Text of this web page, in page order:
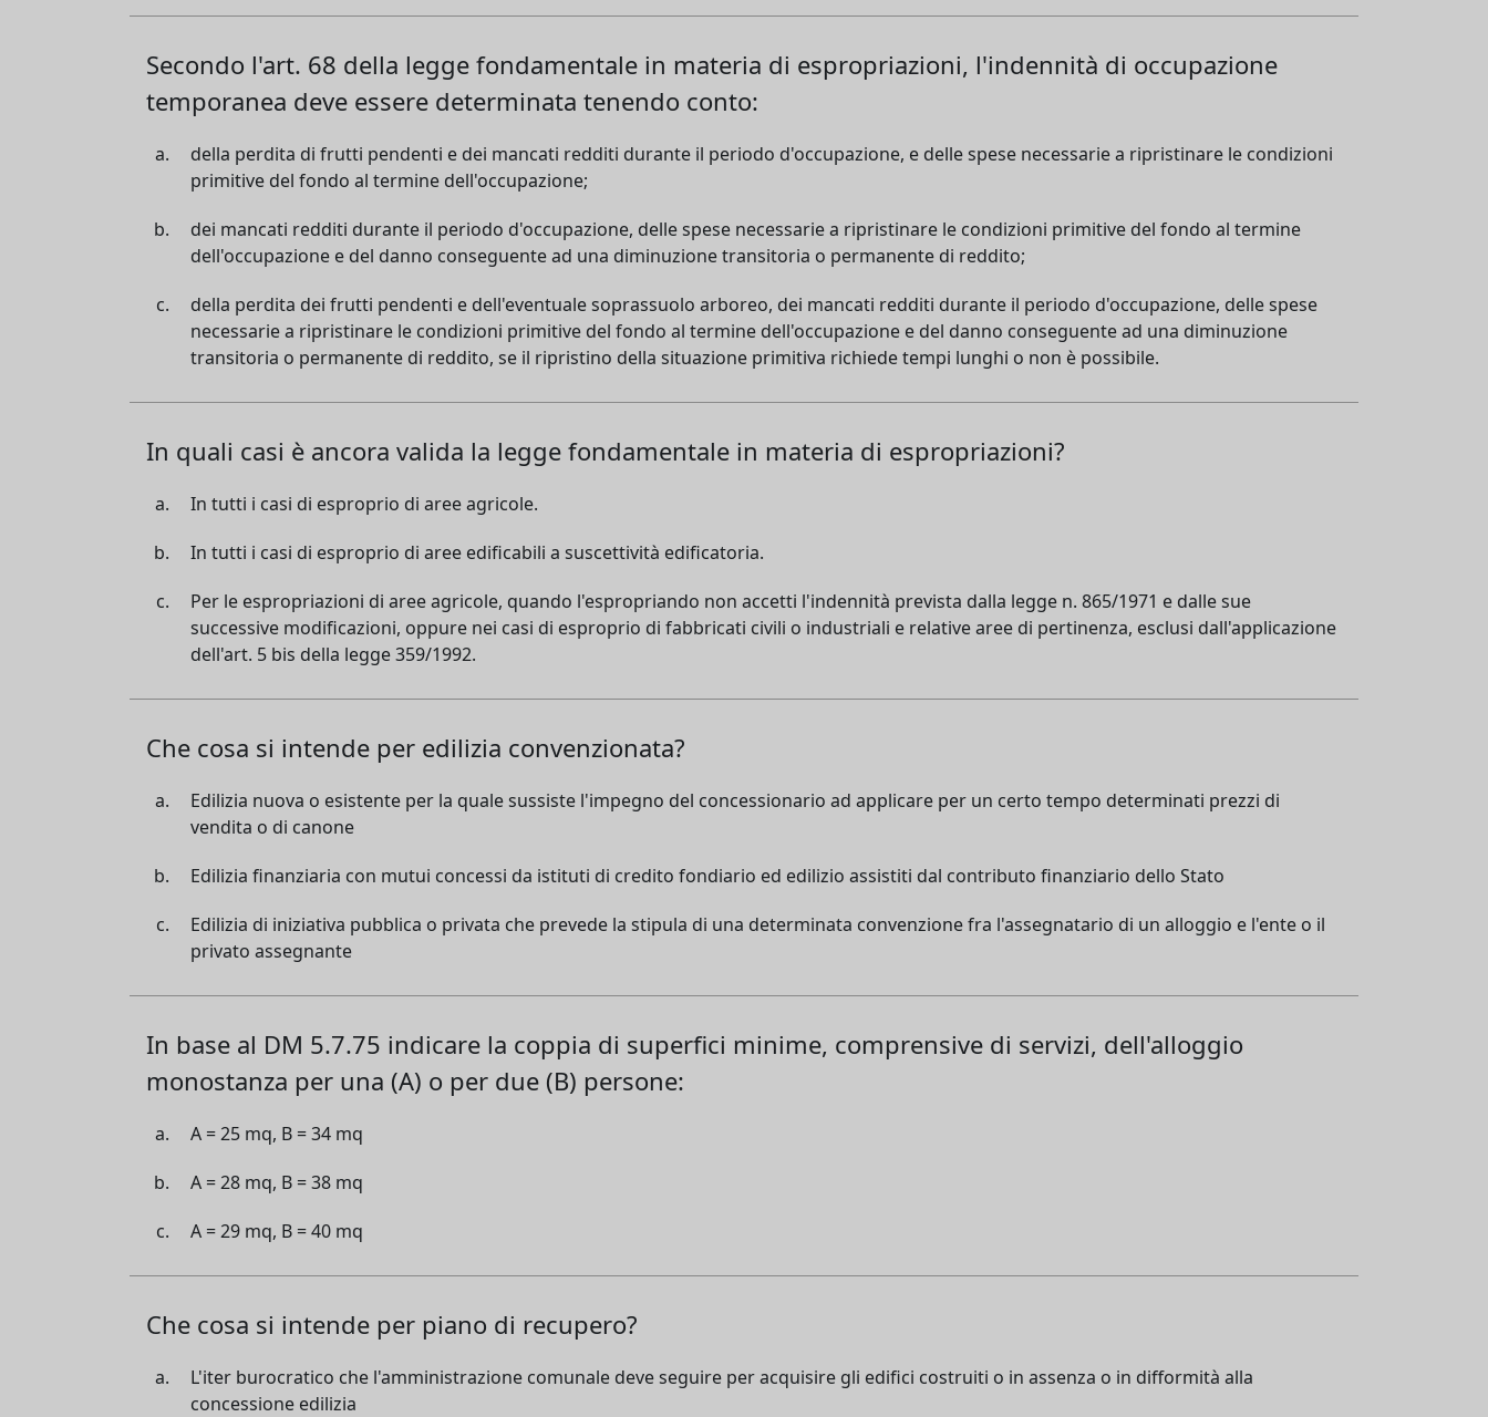
Secondo l'art. 68 della legge fondamentale in materia di espropriazioni, l'indennità di occupazione
temporanea deve essere determinata tenendo conto:
della perdita di frutti pendenti e dei mancati redditi durante il periodo d'occupazione, e delle spese necessarie a ripristinare le condizioni
primitive del fondo al termine dell'occupazione;
dei mancati redditi durante il periodo d'occupazione, delle spese necessarie a ripristinare le condizioni primitive del fondo al termine
dell'occupazione e del danno conseguente ad una diminuzione transitoria o permanente di reddito;
della perdita dei frutti pendenti e dell'eventuale soprassuolo arboreo, dei mancati redditi durante il periodo d'occupazione, delle spese
necessarie a ripristinare le condizioni primitive del fondo al termine dell'occupazione e del danno conseguente ad una diminuzione
transitoria o permanente di reddito, se il ripristino della situazione primitiva richiede tempi lunghi o non è possibile.
In quali casi è ancora valida la legge fondamentale in materia di espropriazioni?
In tutti i casi di esproprio di aree agricole.
In tutti i casi di esproprio di aree edificabili a suscettività edificatoria.
Per le espropriazioni di aree agricole, quando l'espropriando non accetti l'indennità prevista dalla legge n. 865/1971 e dalle sue
successive modificazioni, oppure nei casi di esproprio di fabbricati civili o industriali e relative aree di pertinenza, esclusi dall'applicazione
dell'art. 5 bis della legge 359/1992.
Che cosa si intende per edilizia convenzionata?
Edilizia nuova o esistente per la quale sussiste l'impegno del concessionario ad applicare per un certo tempo determinati prezzi di
vendita o di canone
Edilizia finanziaria con mutui concessi da istituti di credito fondiario ed edilizio assistiti dal contributo finanziario dello Stato
Edilizia di iniziativa pubblica o privata che prevede la stipula di una determinata convenzione fra l'assegnatario di un alloggio e l'ente o il
privato assegnante
In base al DM 5.7.75 indicare la coppia di superfici minime, comprensive di servizi, dell'alloggio
monostanza per una (A) o per due (B) persone:
A = 25 mq, B = 34 mq
A = 28 mq, B = 38 mq
A = 29 mq, B = 40 mq
Che cosa si intende per piano di recupero?
L'iter burocratico che l'amministrazione comunale deve seguire per acquisire gli edifici costruiti o in assenza o in difformità alla
concessione edilizia